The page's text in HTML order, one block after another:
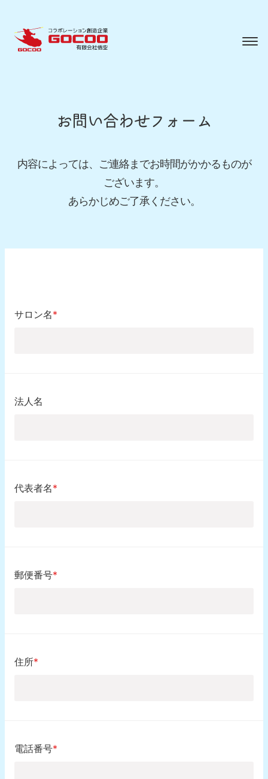
content
お問い合わせフォーム
内容によっては、ご連絡までお時間がかかるものが
ございます。
あらかじめご了承ください。
サロン名*
法人名
代表者名*
郵便番号*
住所*
電話番号*